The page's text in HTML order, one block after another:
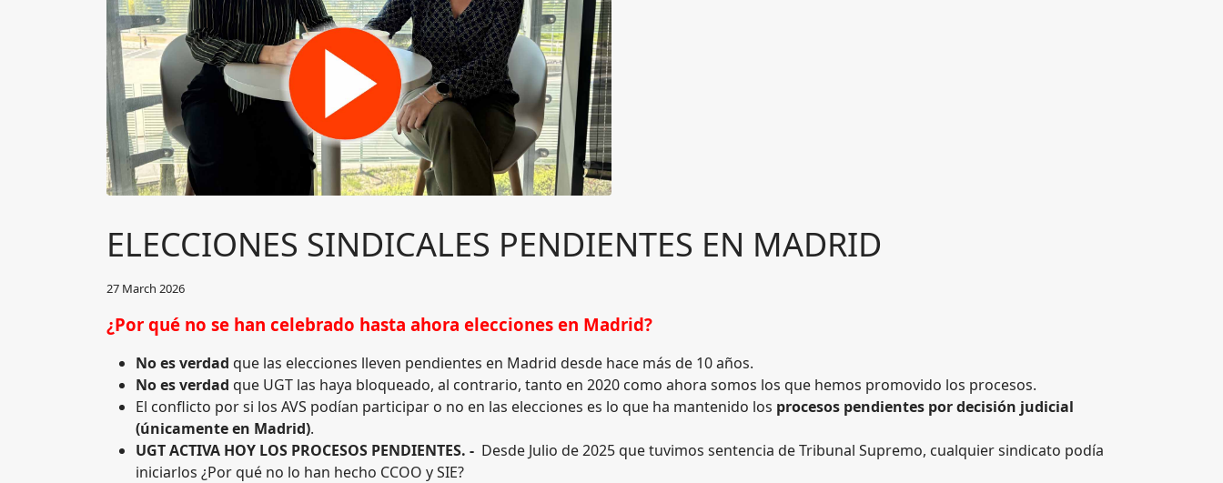
ELECCIONES SINDICALES PENDIENTES EN MADRID
27 March 2026
¿Por qué no se han celebrado hasta ahora elecciones en Madrid?
Noes verdad que las elecciones lleven pendientes en Madrid desde hace más de 10 años.
No esverdad que UGT las haya bloqueado, al contrario, tanto en 2020 como ahora somos los que hemos promovido los procesos.
El conflicto por si los AVS podían participar o no en las elecciones es lo que ha mantenido los procesos pendientes por decisión judicial
(únicamente en Madrid).
UGT ACTIVA HOY LOS PROCESOS PENDIENTES. - Desde Julio de 2025 que tuvimos sentencia de Tribunal Supremo, cualquier sindicato podía
iniciarlos ¿Por qué no lo han hecho CCOO y SIE?